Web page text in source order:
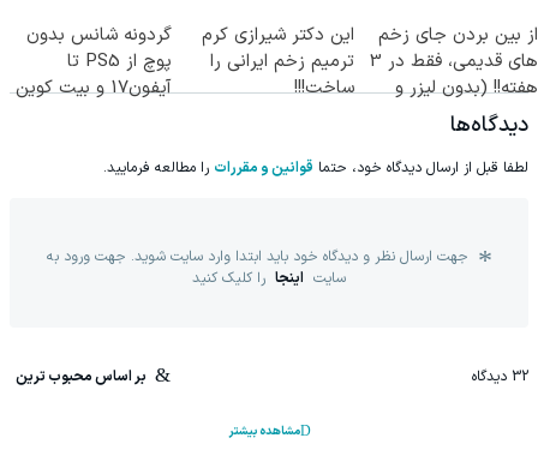
از بین بردن جای زخم
های قدیمی، فقط در 3
هفته!! (بدون لیزر و
جراحی)
این دکتر شیرازی کرم
ترمیم زخم ایرانی را
ساخت!!!
گردونه شانس بدون
پوچ از PS5 تا
آیفون17 و بیت کوین
دیدگاه‌ها
لطفا قبل از ارسال دیدگاه خود، حتما قوانین و مقررات را مطالعه فرمایید.
جهت ارسال نظر و دیدگاه خود باید ابتدا وارد سایت شوید. جهت ورود به
سایت اینجا را کلیک کنید
32 دیدگاه بر اساس محبوب ترین
مشاهده بیشتر